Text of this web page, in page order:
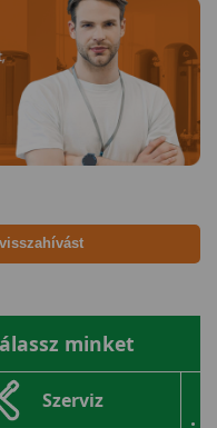
minket
Szerviz